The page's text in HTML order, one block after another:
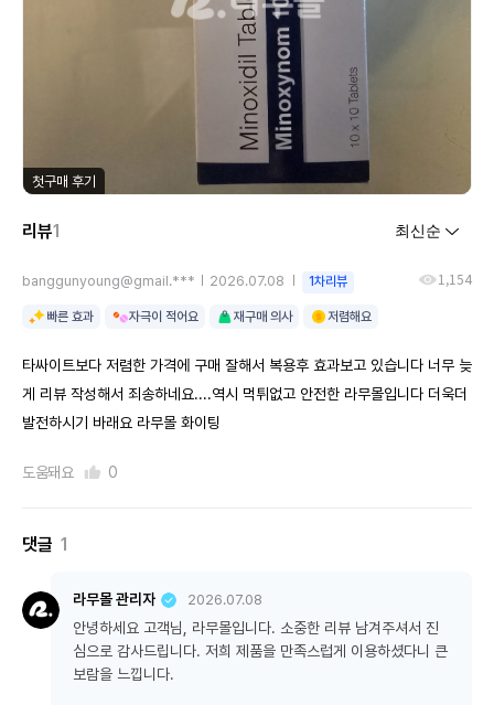
첫구매 후기
리뷰1
banggunyoung@gmail.*** 2026.07.08 1차리뷰 1,154
빠른 효과 자극이 적어요 재구매 의사 저렴해요
타싸이트보다 저렴한 가격에 구매 잘해서 복용후 효과보고 있습니다 너무 늦
게 리뷰 작성해서 죄송하네요....역시 먹튀없고 안전한 라무몰입니다 더욱더
발전하시기 바래요 라무몰 화이팅
도움돼요 0
댓글 1
라무몰 관리자 2026.07.08
안녕하세요 고객님, 라무몰입니다. 소중한 리뷰 남겨주셔서 진
심으로 감사드립니다. 저희 제품을 만족스럽게 이용하셨다니 큰
보람을 느낍니다.